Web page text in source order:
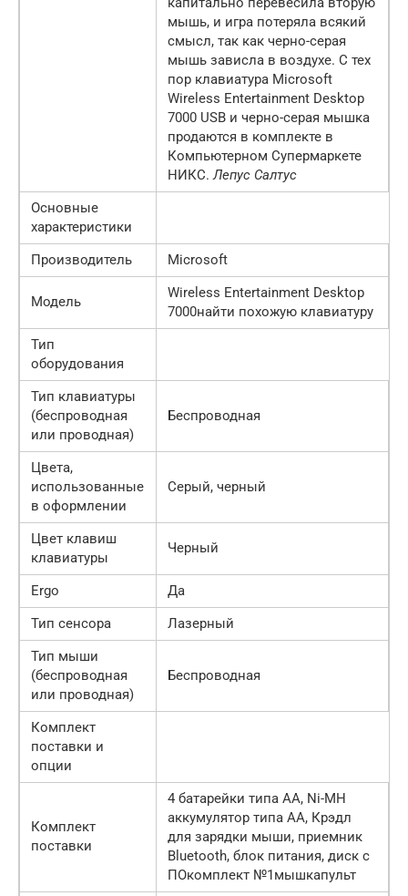
мышь, и игра потеряла всякий
смысл, так как черно-серая
мышь зависла в воздухе. С тех
пор клавиатура Microsoft
Wireless Entertainment Desktop
7000 USB и черно-серая мышка
продаются в комплекте в
Компьютерном Супермаркете
НИКС.Лепус Салтус
Основные
характеристики
Производитель
Microsoft
Модель
Wireless Entertainment Desktop
7000найти похожую клавиатуру
Тип
оборудования
Тип клавиатуры
(беспроводная
или проводная)
Беспроводная
Цвета,
использованные
в оформлении
Серый, черный
Цвет клавиш
клавиатуры
Черный
Ergo
Да
Тип сенсора
Лазерный
Тип мыши
(беспроводная
или проводная)
Беспроводная
Комплект
поставки и
опции
Комплект
поставки
4 батарейки типа AA, Ni-MH
аккумулятор типа AA, Крэдл
для зарядки мыши, приемник
Bluetooth, блок питания, диск с
ПОкомплект №1мышкапульт